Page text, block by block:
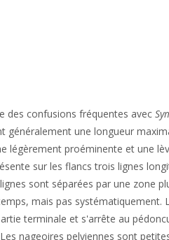
des confusions fréquentes avec
une longueur
proéminente et une
sur les flancs trois lignes
sont séparées par une zone
mais pas systématiquement.
terminale et s'arrête au
nageoires pelviennes sont